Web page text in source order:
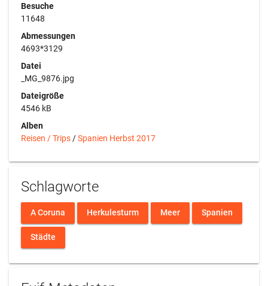
Besuche
11648
Abmessungen
4693*3129
Datei
_MG_9876.jpg
Dateigröße
4546 kB
Alben
Reisen / Trips /Spanien Herbst 2017
Schlagworte
A Coruna Herkulesturm Meer Spanien
Städte